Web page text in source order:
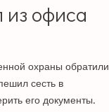
из офиса
охраны обратили
сесть в
его документы.